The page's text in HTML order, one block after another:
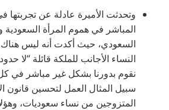
وتحدثت الأميرة عادلة عن تجربتها
المباشر في هموم المرأة السعودية
السعودي، حيث أكدت أنه ليس هناك
النساء الأجانب للملكة قائلة “لا
نقوم بدورنا بشكل غير مباشر في
سبيل المثال العمل لتحسين قانون
المتزوجين من نساء سعوديات،